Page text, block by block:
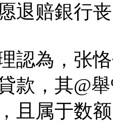
退赔銀行
認為，张
款，其@
且属于数